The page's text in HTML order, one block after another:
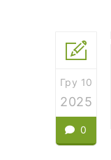
Гру 10
2025
0